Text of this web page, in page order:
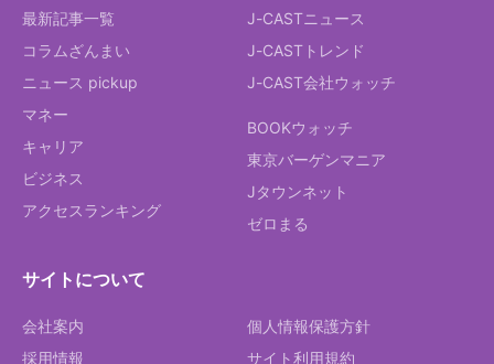
最新記事一覧
コラムざんまい
ニュース pickup
マネー
キャリア
ビジネス
アクセスランキング
J-CASTニュース
J-CASTトレンド
J-CAST会社ウォッチ
BOOKウォッチ
東京バーゲンマニア
Jタウンネット
ゼロまる
サイトについて
会社案内
採用情報
個人情報保護方針
サイト利用規約